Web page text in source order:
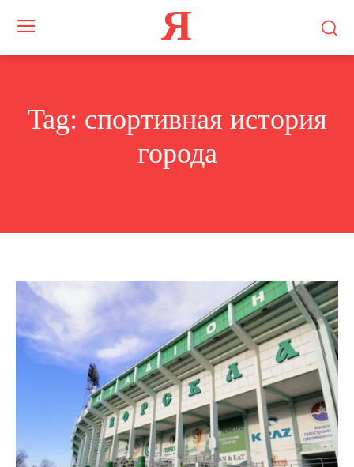
Я
Tag: спортивная история
города